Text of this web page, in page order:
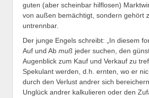
guten (aber scheinbar hilflosen)
von außen bemächtigt, sondern gehört
untrennbar.
Der junge Engels schreibt: „In diesem
Auf und Ab muß jeder suchen, den
Augenblick zum Kauf und Verkauf zu
Spekulant werden, d.h. ernten, wo er
durch den Verlust andrer sich
Unglück andrer kalkulieren oder den